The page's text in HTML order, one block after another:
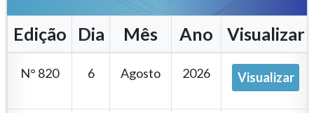
Edição Dia Mês Ano Visualizar
N° 820 6 Agosto 2026 Visualizar